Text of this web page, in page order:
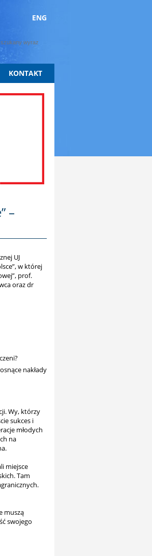
ENG
KONTAKT
–
UJ
w której
prof.
oraz dr
nakłady
Wy, którzy
sukces i
młodych
na
miejsce
Tam
muszą
swojego